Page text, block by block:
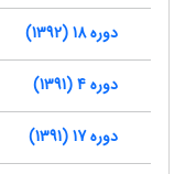
دوره 18 (1392)
دوره 4 (1391)
دوره 17 (1391)